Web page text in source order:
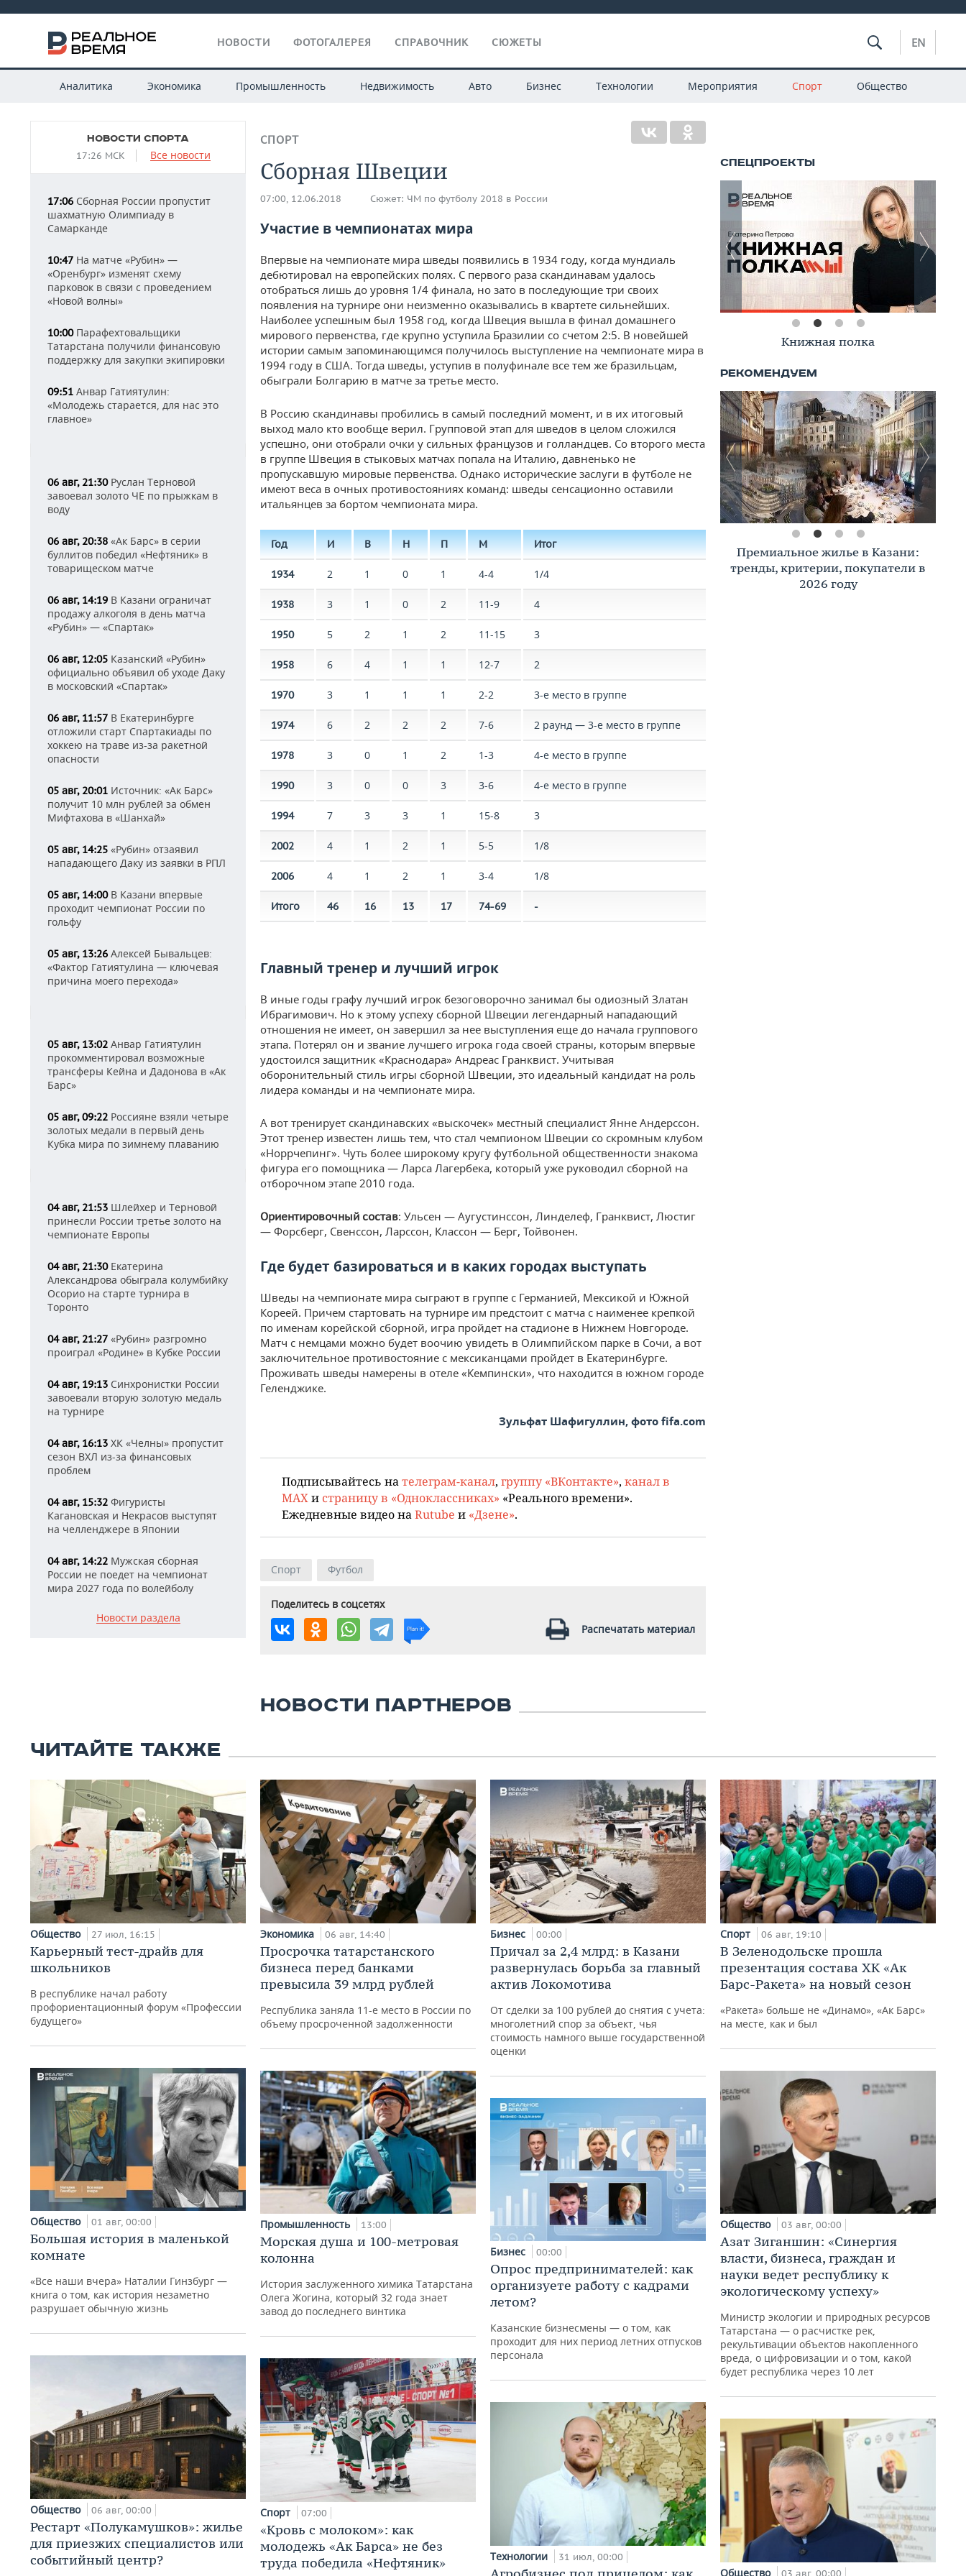
НОВОСТИ ФОТОГАЛЕРЕЯ СПРАВОЧНИК СЮЖЕТЫ EN
Аналитика Экономика Промышленность Недвижимость Авто Бизнес Технологии Мероприятия Спорт Общество
НОВОСТИ СПОРТА
17:26 МСК Все новости
17:06 Сборная России пропустит
шахматную Олимпиаду в
Самарканде
10:47 На матче «Рубин» —
«Оренбург» изменят схему
парковок в связи с проведением
«Новой волны»
10:00Парафехтовальщики
Татарстана получили финансовую
поддержку для закупки экипировки
09:51 Анвар Гатиятулин:
«Молодежь старается, для нас это
главное»
06 авг, 21:30Руслан Терновой
завоевал золото ЧЕ по прыжкам в
воду
06 авг, 20:38 «Ак Барс» в серии
буллитов победил «Нефтяник» в
товарищеском матче
06 авг, 14:19 В Казани ограничат
продажу алкоголя в день матча
«Рубин» — «Спартак»
06 авг, 12:05 Казанский «Рубин»
официально объявил об уходе Даку
в московский «Спартак»
06 авг, 11:57 В Екатеринбурге
отложили старт Спартакиады по
хоккею на траве из-за ракетной
опасности
05 авг, 20:01 Источник: «Ак Барс»
получит 10 млн рублей за обмен
Мифтахова в «Шанхай»
05 авг, 14:25 «Рубин» отзаявил
нападающего Даку из заявки в РПЛ
05 авг, 14:00В Казани впервые
проходит чемпионат России по
гольфу
05 авг, 13:26 Алексей Бывальцев:
«Фактор Гатиятулина — ключевая
причина моего перехода»
05 авг, 13:02 Анвар Гатиятулин
прокомментировал возможные
трансферы Кейна и Дадонова в «Ак
Барс»
05 авг, 09:22 Россияне взяли четыре
золотых медали в первый день
Кубка мира по зимнему плаванию
04 авг, 21:53 Шлейхер и Терновой
принесли России третье золото на
чемпионате Европы
04 авг, 21:30Екатерина
Александрова обыграла колумбийку
Осорио на старте турнира в
Торонто
04 авг, 21:27 «Рубин» разгромно
проиграл «Родине» в Кубке России
04 авг, 19:13 Синхронистки России
завоевали вторую золотую медаль
на турнире
04 авг, 16:13 ХК «Челны» пропустит
сезон ВХЛ из-за финансовых
проблем
04 авг, 15:32 Фигуристы
Кагановская и Некрасов выступят
на челленджере в Японии
04 авг, 14:22 Мужская сборная
России не поедет на чемпионат
мира 2027 года по волейболу
Новости раздела
СПОРТ
Сборная Швеции
07:00, 12.06.2018 Сюжет: ЧМ по футболу 2018 в России
Участие в чемпионатах мира
Впервые на чемпионате мира шведы появились в 1934 году, когда мундиаль
дебютировал на европейских полях. С первого раза скандинавам удалось
отобраться лишь до уровня 1/4 финала, но зато в последующие три своих
появления на турнире они неизменно оказывались в квартете сильнейших.
Наиболее успешным был 1958 год, когда Швеция вышла в финал домашнего
мирового первенства, где крупно уступила Бразилии со счетом 2:5. В новейшей
истории самым запоминающимся получилось выступление на чемпионате мира в
1994 году в США. Тогда шведы, уступив в полуфинале все тем же бразильцам,
обыграли Болгарию в матче за третье место.
В Россию скандинавы пробились в самый последний момент, и в их итоговый
выход мало кто вообще верил. Групповой этап для шведов в целом сложился
успешно, они отобрали очки у сильных французов и голландцев. Со второго места
в группе Швеция в стыковых матчах попала на Италию, давненько не
пропускавшую мировые первенства. Однако исторические заслуги в футболе не
имеют веса в очных противостояниях команд: шведы сенсационно оставили
итальянцев за бортом чемпионата мира.
Год И В Н П М Итог
1934 2 1 0 1 4-4 1/4
1938 3 1 0 2 11-9 4
1950 5 2 1 2 11-15 3
1958 6 4 1 1 12-7 2
1970 3 1 1 1 2-2 3-е место в группе
1974 6 2 2 2 7-6 2 раунд — 3-е место в группе
1978 3 0 1 2 1-3 4-е место в группе
1990 3 0 0 3 3-6 4-е место в группе
1994 7 3 3 1 15-8 3
2002 4 1 2 1 5-5 1/8
2006 4 1 2 1 3-4 1/8
Итого 46 16 13 17 74-69 -
Главный тренер и лучший игрок
В иные годы графу лучший игрок безоговорочно занимал бы одиозный Златан
Ибрагимович. Но к этому успеху сборной Швеции легендарный нападающий
отношения не имеет, он завершил за нее выступления еще до начала группового
этапа. Потерял он и звание лучшего игрока года своей страны, которым впервые
удостоился защитник «Краснодара» Андреас Гранквист. Учитывая
оборонительный стиль игры сборной Швеции, это идеальный кандидат на роль
лидера команды и на чемпионате мира.
А вот тренирует скандинавских «выскочек» местный специалист Янне Андерссон.
Этот тренер известен лишь тем, что стал чемпионом Швеции со скромным клубом
«Норрчепинг». Чуть более широкому кругу футбольной общественности знакома
фигура его помощника — Ларса Лагербека, который уже руководил сборной на
отборочном этапе 2010 года.
Ориентировочный состав: Ульсен — Аугустинссон, Линделеф, Гранквист, Люстиг
— Форсберг, Свенссон, Ларссон, Классон — Берг, Тойвонен.
Где будет базироваться и в каких городах выступать
Шведы на чемпионате мира сыграют в группе с Германией, Мексикой и Южной
Кореей. Причем стартовать на турнире им предстоит с матча с наименее крепкой
по именам корейской сборной, игра пройдет на стадионе в Нижнем Новгороде.
Матч с немцами можно будет воочию увидеть в Олимпийском парке в Сочи, а вот
заключительное противостояние с мексиканцами пройдет в Екатеринбурге.
Проживать шведы намерены в отеле «Кемпински», что находится в южном городе
Геленджике.
Зульфат Шафигуллин, фото fifa.com
Подписывайтесь на телеграм-канал, группу «ВКонтакте», канал в
MAX и страницу в «Одноклассниках» «Реального времени».
Ежедневные видео на Rutube и «Дзене».
Спорт Футбол
Поделитесь в соцсетях
Распечатать материал
НОВОСТИ ПАРТНЕРОВ
Книжная полка
Премиальное жилье в Казани:
тренды, критерии, покупатели в
2026 году
ЧИТАЙТЕ ТАКЖЕ
Общество 27 июл, 16:15
Карьерный тест-драйв для
школьников
В республике начал работу
профориентационный форум «Профессии
будущего»
Общество 01 авг, 00:00
Большая история в маленькой
комнате
«Все наши вчера» Наталии Гинзбург —
книга о том, как история незаметно
разрушает обычную жизнь
Общество 06 авг, 00:00
Рестарт «Полукамушков»: жилье
для приезжих специалистов или
событийный центр?
Экономика 06 авг, 14:40
Просрочка татарстанского
бизнеса перед банками
превысила 39 млрд рублей
Республика заняла 11-е место в России по
объему просроченной задолженности
Промышленность 13:00
Морская душа и 100-метровая
колонна
История заслуженного химика Татарстана
Олега Жогина, который 32 года знает
завод до последнего винтика
Спорт 07:00
«Кровь с молоком»: как
молодежь «Ак Барса» не без
труда победила «Нефтяник»
Бизнес 00:00
Причал за 2,4 млрд: в Казани
развернулась борьба за главный
актив Локомотива
От сделки за 100 рублей до снятия с учета:
многолетний спор за объект, чья
стоимость намного выше государственной
оценки
Бизнес 00:00
Опрос предпринимателей: как
организуете работу с кадрами
летом?
Казанские бизнесмены — о том, как
проходит для них период летних отпусков
персонала
Технологии 31 июл, 00:00
Спорт 06 авг, 19:10
В Зеленодольске прошла
презентация состава ХК «Ак
Барс-Ракета» на новый сезон
«Ракета» больше не «Динамо», «Ак Барс»
на месте, как и был
Общество 03 авг, 00:00
Азат Зиганшин: «Синергия
власти, бизнеса, граждан и
науки ведет республику к
экологическому успеху»
Министр экологии и природных ресурсов
Татарстана — о расчистке рек,
рекультивации объектов накопленного
вреда, о цифровизации и о том, какой
будет республика через 10 лет
Общество